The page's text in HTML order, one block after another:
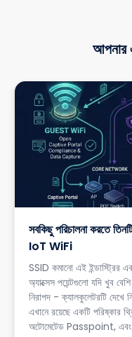
আপনার
সবকিছু পরিচালনা করতে
IoT WiFi
SSID কমানো এই ইন্ডাস্ট্রির
অ্যাক্সেস পয়েন্টগুলো যদি খুব
নিরাপদ - ক্যালকুলেটরটি দেখে
এখানে রয়েছে একটি পরিষ্কার
অটোমেটেড Passpoint, এবং